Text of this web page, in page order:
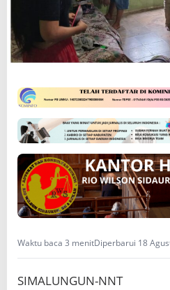
n
g
u
n
Waktu baca 3 menitDiperbarui 18
SIMALUNGUN-NNT